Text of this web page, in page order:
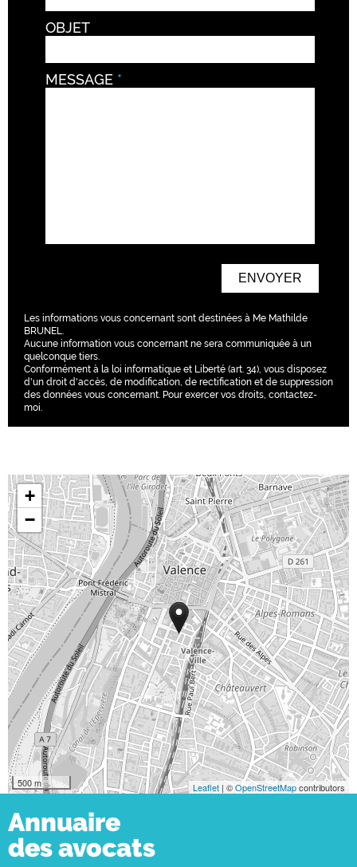
OBJET
MESSAGE
Les informations vous concernant sont destinées à Me Mathilde
BRUNEL.
Aucune information vous concernant ne sera communiquée à un
quelconque tiers.
Conformément à la loi informatique et Liberté (art. 34), vous disposez
d'un droit d'accès, de modification, de rectification et de suppression
des données vous concernant. Pour exercer vos droits, contactez-
moi.
+
−
500 m Leaflet | ©OpenStreetMapcontributors
Annuaire
des avocats